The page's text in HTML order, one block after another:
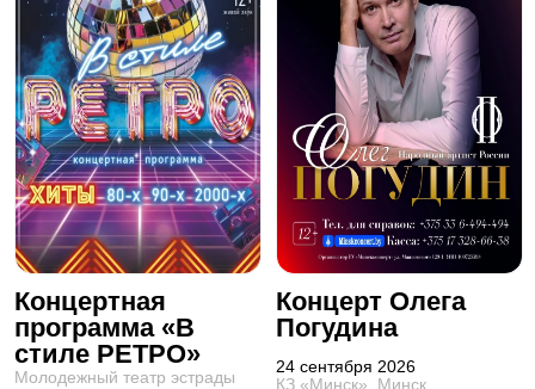
Концертная
программа «В
стиле РЕТРО»
Молодежный театр эстрады
Концерт Олега
Погудина
24 сентября 2026
КЗ «Минск», Минск